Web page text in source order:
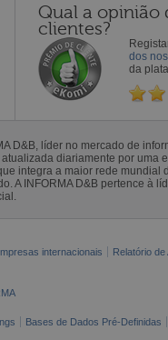
Qual a opinião
clientes?
dos
da
D&B, líder no mercado de
diariamente por
integra a maior rede
A INFORMA D&B pertence à
internacionais Relatório
Bases de Dados Pré-Definidas